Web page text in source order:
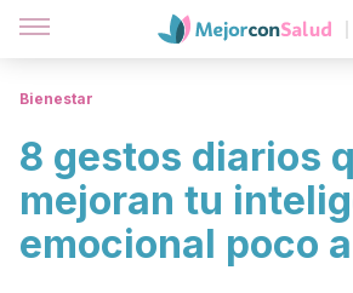
Bienestar
8 gestos diarios
mejoran tu
emocional poco